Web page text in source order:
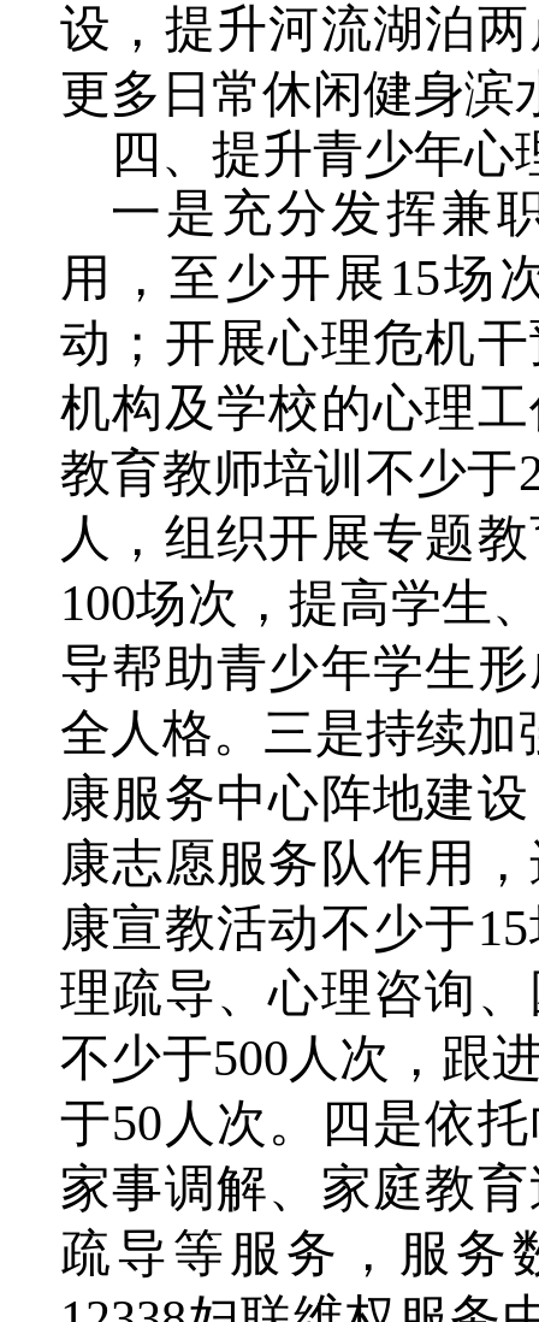
设，提升河流湖泊
更多日常休闲健身滨
四、提升青少年心
一是充分发挥兼
用，至少开展15场
动；开展心理危机
机构及学校的心理
教育教师培训不少于
人，组织开展专题
100场次，提高学生
导帮助青少年学生
全人格。三是持续加
康服务中心阵地建
康志愿服务队作用
康宣教活动不少于
理疏导、心理咨询
不少于500人次，跟
于50人次。四是依
家事调解、家庭教
疏导等服务，服务